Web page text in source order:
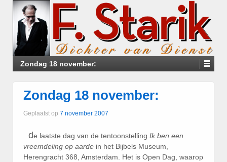
Zondag 18 november:
Zondag 18 november:
Geplaatst op 7 november 2007
de laatste dag van de tentoonstelling Ik ben een
vreemdeling op aarde in het Bijbels Museum,
Herengracht 368, Amsterdam. Het is Open Dag, waarop